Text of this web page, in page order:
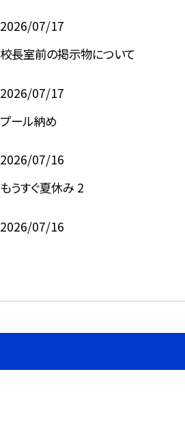
2026/07/17
校長室前の掲示物について
2026/07/17
プール納め
2026/07/16
もうすぐ夏休み 2
2026/07/16